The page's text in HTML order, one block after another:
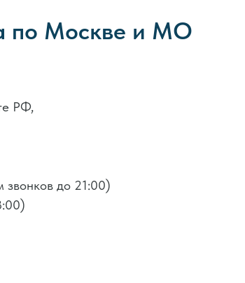
РФ,
звонков до 21:00)
по Москве и МО